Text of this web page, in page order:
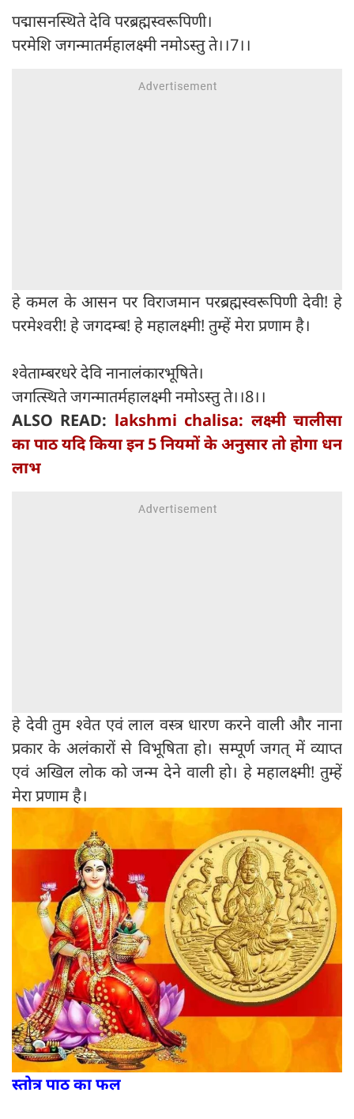
पद्मासनस्थिते देवि परब्रह्मस्वरूपिणी।
परमेशि जगन्मातर्महालक्ष्मी नमोऽस्तु ते।।7।।
हे कमल के आसन पर विराजमान परब्रह्मस्वरूपिणी देवी! हे
परमेश्वरी! हे जगदम्ब! हे महालक्ष्मी! तुम्हें मेरा प्रणाम है।
श्वेताम्बरधरे देवि नानालंकारभूषिते।
जगत्स्थिते जगन्मातर्महालक्ष्मी नमोऽस्तु ते।।8।।
ALSO READ: lakshmi chalisa: लक्ष्मी चालीसा
का पाठ यदि किया इन 5 नियमों के अनुसार तो होगा धन
लाभ
हे देवी तुम श्वेत एवं लाल वस्त्र धारण करने वाली और नाना
प्रकार के अलंकारों से विभूषिता हो। सम्पूर्ण जगत् में व्याप्त
एवं अखिल लोक को जन्म देने वाली हो। हे महालक्ष्मी! तुम्हें
मेरा प्रणाम है।
स्तोत्र पाठ का फल